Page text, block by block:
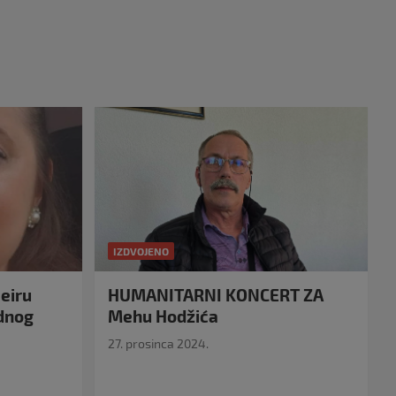
IZDVOJENO
HUMANITARNI KONCERT ZA
Mehu Hodžića
27. prosinca 2024.